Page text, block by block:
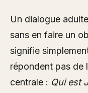
Un dialogue
sans en faire un
signifie
répondent pas de
centrale : Qui est